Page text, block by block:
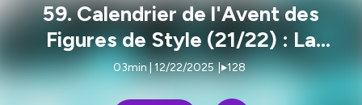
59. Calendrier de l'Avent des
Figures de Style (21/22) : La
Prosopopée ou faire parler les
absents
03min | 12/22/2025 | 128